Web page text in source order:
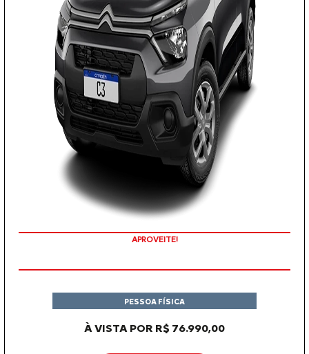
APROVEITE!
À VISTA POR R$ 76.990,00
PESSOA FÍSICA